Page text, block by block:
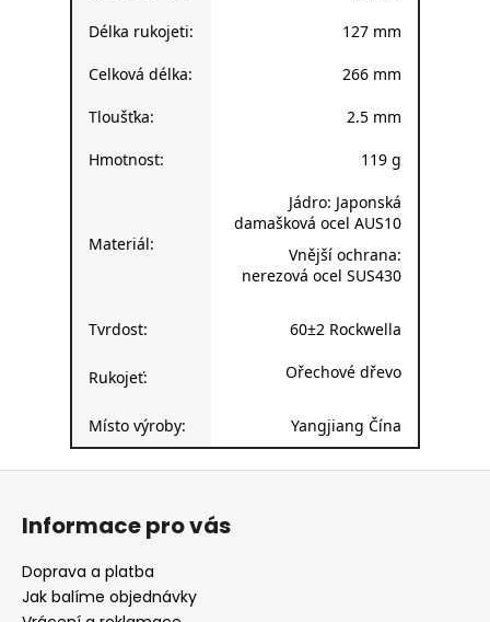
Délka rukojeti: 127 mm
Celková délka: 266 mm
Tloušťka: 2.5 mm
Hmotnost: 119 g
Materiál:
Jádro: Japonská
damašková ocel AUS10
Vnější ochrana:
nerezová ocel SUS430
Tvrdost: 60±2 Rockwella
Rukojeť: Ořechové dřevo
Místo výroby: Yangjiang Čína
Z
Informace pro vás
Doprava a platba
Jak balíme objednávky